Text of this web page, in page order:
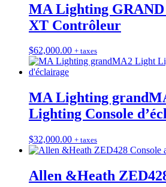
MA Lighting
XT Contrôleur
$62,000.00 + taxes
MA Lighting
Lighting Console
$32,000.00 + taxes
Allen &Heath